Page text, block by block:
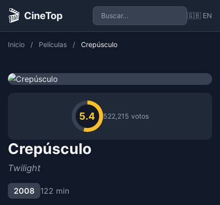
🎬 CineTop 🇬🇧 EN
Inicio / Películas / Crepúsculo
5.4 522,215 votos
Crepúsculo
Twilight
2008 122 min